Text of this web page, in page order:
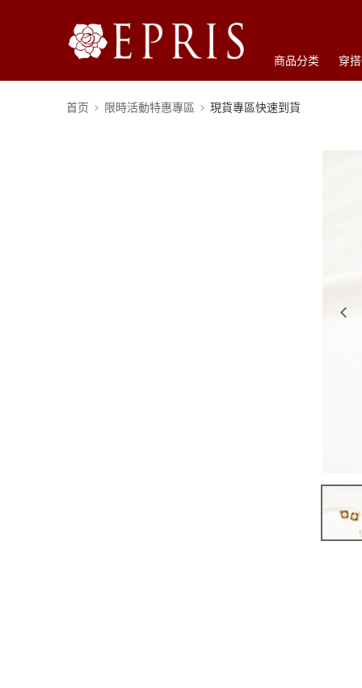
商品分类 穿
首页 限時活動特惠專區 現貨專區快速到貨